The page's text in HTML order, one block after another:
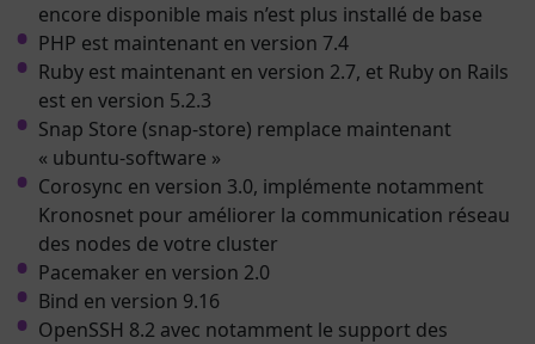
encore disponible mais n’est plus installé de base
PHP est maintenant en version 7.4
Ruby est maintenant en version 2.7, et Ruby on Rails
est en version 5.2.3
Snap Store (snap-store) remplace maintenant
« ubuntu-software »
Corosync en version 3.0, implémente notamment
Kronosnet pour améliorer la communication réseau
des nodes de votre cluster
Pacemaker en version 2.0
Bind en version 9.16
OpenSSH 8.2 avec notamment le support des